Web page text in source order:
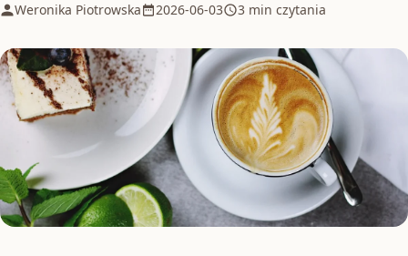
Weronika Piotrowska 2026-06-03 3 min czytania